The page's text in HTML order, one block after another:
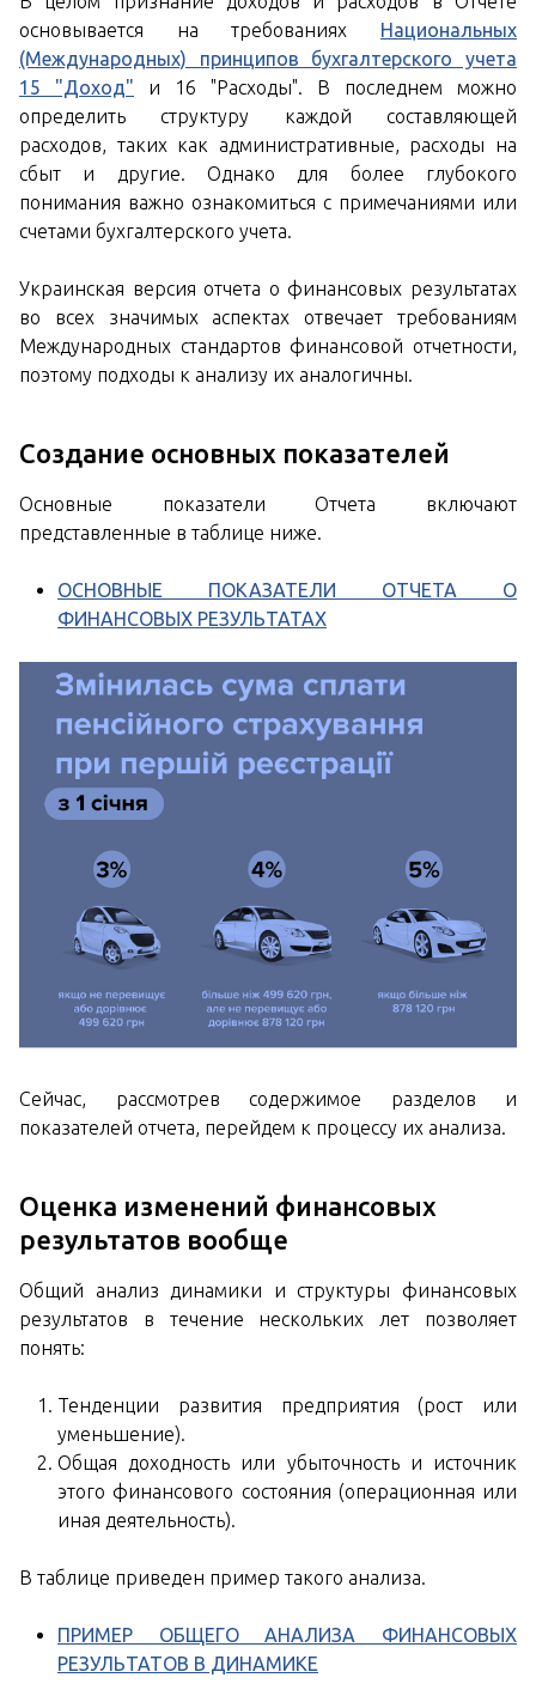
основывается на требованиях Национальных
(Международных) принципов бухгалтерского учета
15 "Доход" и 16 "Расходы". В последнем можно
определить структуру каждой составляющей
расходов, таких как административные, расходы на
сбыт и другие. Однако для более глубокого
понимания важно ознакомиться с примечаниями или
счетами бухгалтерского учета.
Украинская версия отчета о финансовых результатах
во всех значимых аспектах отвечает требованиям
Международных стандартов финансовой отчетности,
поэтому подходы к анализу их аналогичны.
Создание основных показателей
Основные показатели Отчета включают
представленные в таблице ниже.
ОСНОВНЫЕ ПОКАЗАТЕЛИ ОТЧЕТА О
ФИНАНСОВЫХ РЕЗУЛЬТАТАХ
Сейчас, рассмотрев содержимое разделов и
показателей отчета, перейдем к процессу их анализа.
Оценка изменений финансовых
результатов вообще
Общий анализ динамики и структуры финансовых
результатов в течение нескольких лет позволяет
понять:
Тенденции развития предприятия (рост или
уменьшение).
Общая доходность или убыточность и источник
этого финансового состояния (операционная или
иная деятельность).
В таблице приведен пример такого анализа.
ПРИМЕР ОБЩЕГО АНАЛИЗА ФИНАНСОВЫХ
РЕЗУЛЬТАТОВ В ДИНАМИКЕ